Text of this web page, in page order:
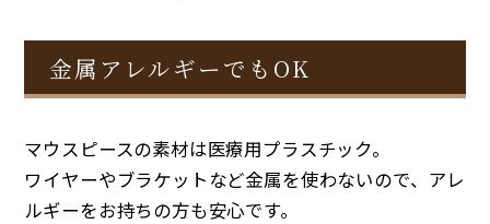
金属アレルギーでもOK
マウスピースの素材は医療用プラスチック。
ワイヤーやブラケットなど金属を使わないので、アレ
ルギーをお持ちの方も安心です。